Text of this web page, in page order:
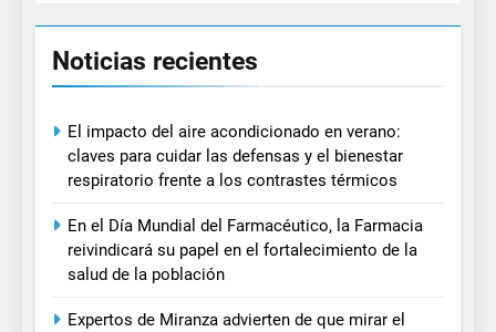
Noticias recientes
El impacto del aire acondicionado en verano:
claves para cuidar las defensas y el bienestar
respiratorio frente a los contrastes térmicos
En el Día Mundial del Farmacéutico, la Farmacia
reivindicará su papel en el fortalecimiento de la
salud de la población
Expertos de Miranza advierten de que mirar el